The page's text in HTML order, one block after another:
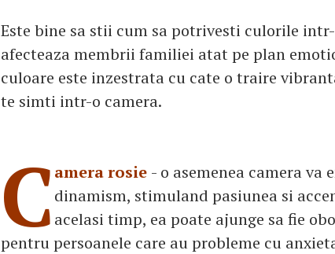
Este bine sa stii cum sa potrivesti culorile
afecteaza membrii familiei atat pe plan
culoare este inzestrata cu cate o traire
te simti intr-o camera.
C amera rosie - o asemenea camera
dinamism, stimuland pasiunea si
acelasi timp, ea poate ajunge sa fie
pentru persoanele care au probleme cu